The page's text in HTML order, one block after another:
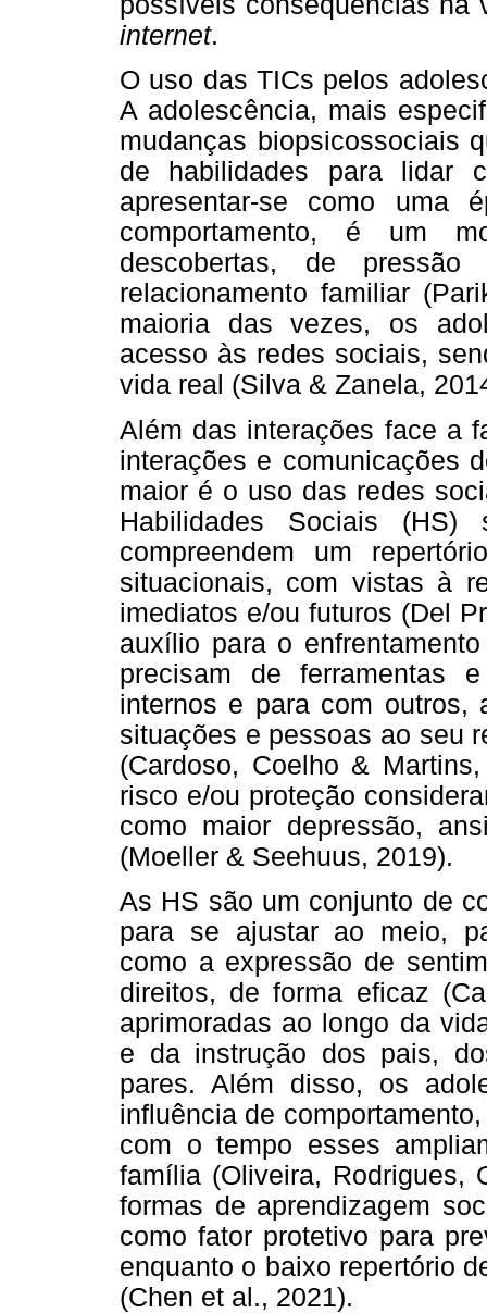
internet.
O uso das TICs pelos
A adolescência, mais
mudanças biopsicossociais
de habilidades para lidar
apresentar-se como uma
comportamento, é um
descobertas, de
relacionamento familiar
maioria das vezes, os
acesso às redes sociais,
vida real (Silva & Zanela,
Além das interações face a
interações e comunicações
maior é o uso das redes
Habilidades Sociais
compreendem um
situacionais, com vistas à
imediatos e/ou futuros (Del
auxílio para o
precisam de ferramentas
internos e para com outros,
situações e pessoas ao seu
(Cardoso, Coelho &
risco e/ou proteção
como maior depressão,
(Moeller & Seehuus, 2019).
As HS são um conjunto de
para se ajustar ao meio,
como a expressão de
direitos, de forma eficaz
aprimoradas ao longo da
e da instrução dos pais,
pares. Além disso, os
influência de
com o tempo esses
família (Oliveira, Rodrigues,
formas de aprendizagem
como fator protetivo para
enquanto o baixo repertório
(Chen et al., 2021).